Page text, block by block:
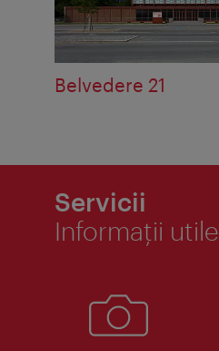
Belvedere 21
Servicii
Informaţii utile